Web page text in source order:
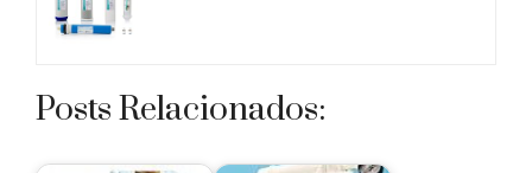
Posts Relacionados: